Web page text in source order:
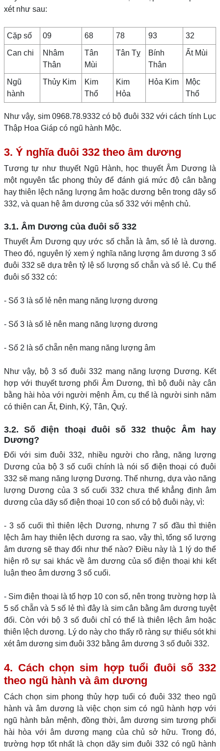
xét như sau:
Cặp số 09 68 78 93 32
Can chi
Nhâm
Thân
Tân
Mùi
Tân Tỵ
Bính
Thân
Ất Mùi
Ngũ
hành
Thủy Kim
Kim
Thổ
Kim
Hỏa
Hỏa Kim
Mộc
Thổ
Như vậy, sim 0968.78.9332 có bộ đuôi 332 với cách tính Lục
Thập Hoa Giáp có ngũ hành Mộc.
3. Ý nghĩa đuôi 332 theo âm dương
Tương tự như thuyết Ngũ Hành, học thuyết Âm Dương là
một nguyên tắc phong thủy để đánh giá mức độ cân bằng
hay thiên lệch năng lượng âm hoặc dương bên trong dãy số
332, và quan hệ âm dương của số 332 với mệnh chủ.
3.1. Âm Dương của đuôi số 332
Thuyết Âm Dương quy ước số chẵn là âm, số lẻ là dương.
Theo đó, nguyên lý xem ý nghĩa năng lượng âm dương 3 số
đuôi 332 sẽ dựa trên tỷ lệ số lượng số chẵn và số lẻ. Cụ thể
đuôi số 332 có:
- Số 3 là số lẻ nên mang năng lượng dương
- Số 3 là số lẻ nên mang năng lượng dương
- Số 2 là số chẵn nên mang năng lượng âm
Như vậy, bộ 3 số đuôi 332 mang năng lượng Dương. Kết
hợp với thuyết tương phối Âm Dương, thì bộ đuôi này cân
bằng hài hòa với người mệnh Âm, cụ thể là người sinh năm
có thiên can Ất, Đinh, Kỷ, Tân, Quý.
3.2. Số điện thoại đuôi số 332 thuộc Âm hay
Dương?
Đối với sim đuôi 332, nhiều người cho rằng, năng lượng
Dương của bộ 3 số cuối chính là nói số điện thoại có đuôi
332 sẽ mang năng lượng Dương. Thế nhưng, dựa vào năng
lượng Dương của 3 số cuối 332 chưa thể khẳng định âm
dương của dãy số điện thoại 10 con số có bộ đuôi này, vì:
- 3 số cuối thì thiên lệch Dương, nhưng 7 số đầu thì thiên
lệch âm hay thiên lệch dương ra sao, vậy thì, tổng số lượng
âm dương sẽ thay đổi như thế nào? Điều này là 1 lý do thể
hiện rõ sự sai khác về âm dương của số điện thoại khi kết
luận theo âm dương 3 số cuối.
- Sim điện thoại là tổ hợp 10 con số, nên trong trường hợp là
5 số chẵn và 5 số lẻ thì đây là sim cân bằng âm dương tuyệt
đối. Còn với bộ 3 số đuôi chỉ có thể là thiên lệch âm hoặc
thiên lệch dương. Lý do này cho thấy rõ ràng sự thiếu sót khi
xét âm dương sim đuôi 332 bằng âm dương 3 số đuôi 332.
4. Cách chọn sim hợp tuổi đuôi số 332
theo ngũ hành và âm dương
Cách chọn sim phong thủy hợp tuổi có đuôi 332 theo ngũ
hành và âm dương là việc chọn sim có ngũ hành hợp với
ngũ hành bản mệnh, đồng thời, âm dương sim tương phối
hài hòa với âm dương mạng của chủ sở hữu. Trong đó,
trường hợp tốt nhất là chọn dãy sim đuôi 332 có ngũ hành